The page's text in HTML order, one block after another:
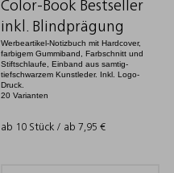
Color-Book Bestseller
inkl. Blindprägung
Werbeartikel-Notizbuch mit Hardcover,
farbigem Gummiband, Farbschnitt und
Stiftschlaufe, Einband aus samtig-
tiefschwarzem Kunstleder. Inkl. Logo-
Druck.
20 Varianten
ab 10 Stück / ab 7,95 €